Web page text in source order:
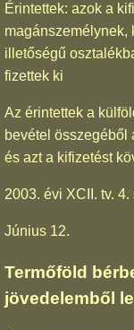
Érintettek: azok a
magánszemélynek,
illetőségű
fizettek ki
Az érintettek a
bevétel összegéből
és azt a kifizetést
2003. évi XCII. tv.
Június 12.
Termőföld
jövedelemből